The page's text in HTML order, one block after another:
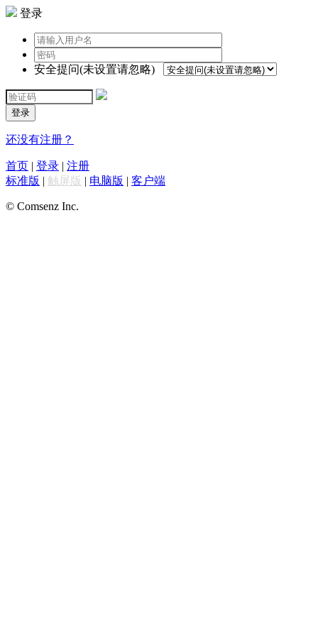
登录
安全提问(未设置请忽略)
登录
还没有注册？
首页 | 登录 | 注册
标准版 | 触屏版 | 电脑版 | 客户端
© Comsenz Inc.